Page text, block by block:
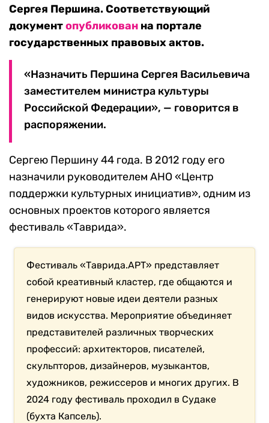
Сергея Першина. Соответствующий
документопубликован на портале
государственных правовых актов.
«Назначить Першина Сергея Васильевича
заместителем министра культуры
Российской Федерации», — говорится в
распоряжении.
Сергею Першину 44 года. В 2012 году его
назначили руководителем АНО «Центр
поддержки культурных инициатив», одним из
основных проектов которого является
фестиваль «Таврида».
Фестиваль «Таврида.АРТ» представляет
собой креативный кластер, где общаются и
генерируют новые идеи деятели разных
видов искусства. Мероприятие объединяет
представителей различных творческих
профессий: архитекторов, писателей,
скульпторов, дизайнеров, музыкантов,
художников, режиссеров и многих других. В
2024 году фестиваль проходил в Судаке
(бухта Капсель).